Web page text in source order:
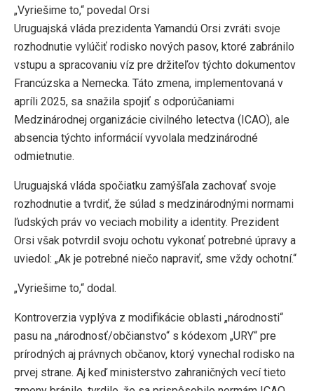
„Vyriešime to,“ povedal Orsi
Uruguajská vláda prezidenta Yamandú Orsi zvráti svoje
rozhodnutie vylúčiť rodisko nových pasov, ktoré zabránilo
vstupu a spracovaniu víz pre držiteľov týchto dokumentov
Francúzska a Nemecka. Táto zmena, implementovaná v
apríli 2025, sa snažila spojiť s odporúčaniami
Medzinárodnej organizácie civilného letectva (ICAO), ale
absencia týchto informácií vyvolala medzinárodné
odmietnutie.
Uruguajská vláda spočiatku zamýšľala zachovať svoje
rozhodnutie a tvrdiť, že súlad s medzinárodnými normami
ľudských práv vo veciach mobility a identity. Prezident
Orsi však potvrdil svoju ochotu vykonať potrebné úpravy a
uviedol: „Ak je potrebné niečo napraviť, sme vždy ochotní.“
„Vyriešime to,“ dodal.
Kontroverzia vyplýva z modifikácie oblasti „národnosti“
pasu na „národnosť/občianstvo“ s kódexom „URY“ pre
prírodných aj právnych občanov, ktorý vynechal rodisko na
prvej strane. Aj keď ministerstvo zahraničných vecí tieto